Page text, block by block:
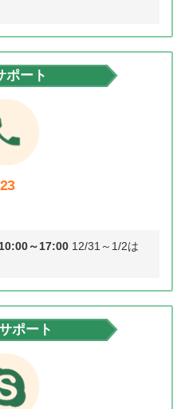
ポート
～17:00 12/31～1/2は
ポート